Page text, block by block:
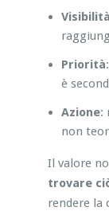
Visibilità
Priorità
è
Azione:
non
Il valore
trovare
rendere la